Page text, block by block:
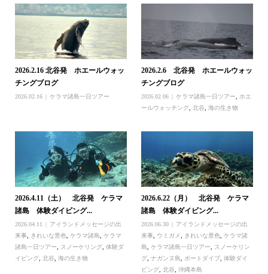
2026.2.16 北谷発 ホエールウォッ
チングブログ
2026.02.16 ケラマ諸島一日ツアー
2026.2.6 北谷発 ホエールウォッ
チングブログ
2026.02.06 ケラマ諸島一日ツアー
ホエ
ールウォッチング ,北谷 ,海の生き物
2026.4.11（土） 北谷発 ケラマ
諸島 体験ダイビング...
2026.04.11
アイランドメッセージの出
来事, きれいな景色, ケラマ諸島, ケラマ
諸島一日ツアー, スノーケリング, 体験ダ
イビング, 北谷, 海の生き物
2026.6.22（月） 北谷発 ケラマ
諸島 体験ダイビング...
2026.06.30
アイランドメッセージの出
来事, ウミガメ, きれいな景色,ケラマ諸
島,ケラマ諸島一日ツアー, スノーケリン
グ,ナガンヌ島,ボートダイブ,体験ダイ
ビング,北谷,沖縄本島